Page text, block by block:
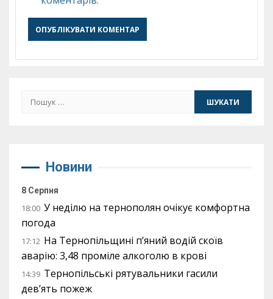
Пошук:
Новини
8 Серпня
18:00 У неділю на тернополян очікує комфортна
погода
17:12 На Тернопільщині п’яний водій скоїв
аварію: 3,48 проміле алкоголю в крові
14:39 Тернопільські рятувальники гасили
дев’ять пожеж